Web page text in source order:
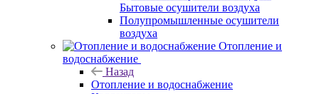
Бытовые осушители воздуха
Полупромышленные осушители
воздуха
Отопление и
водоснабжение
Назад
Отопление и водоснабжение